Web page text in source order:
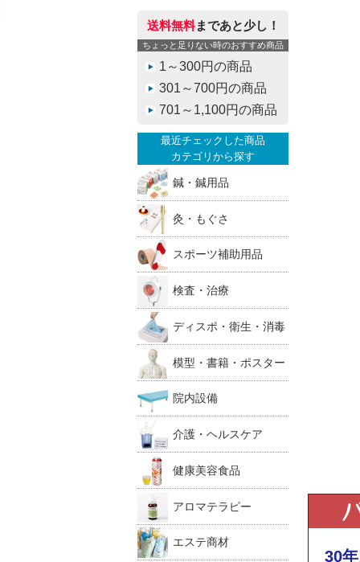
送料無料まであと少し！
ちょっと足りない時のおすすめ商品
1～300円の商品
301～700円の商品
701～1,100円の商品
最近チェックした商品
カテゴリから探す
鍼・鍼用品
灸・もぐさ
スポーツ補助用品
検査・治療
ディスポ・衛生・消毒
模型・書籍・ポスター
院内設備
介護・ヘルスケア
健康美容食品
アロマテラピー
エステ商材
30